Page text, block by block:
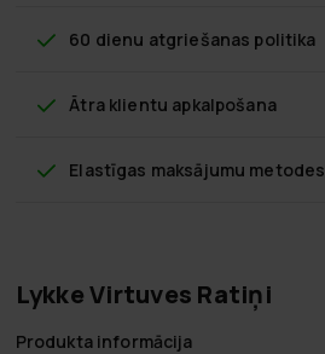
60 dienu atgriešanas politika
Ātra klientu apkalpošana
Elastīgas maksājumu metodes
Lykke Virtuves Ratiņi
Produkta informācija